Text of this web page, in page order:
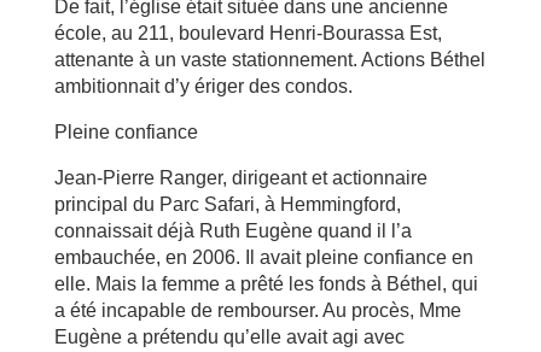
De fait, l’église était située dans une ancienne
école, au 211, boulevard Henri-Bourassa Est,
attenante à un vaste stationnement. Actions Béthel
ambitionnait d’y ériger des condos.
Pleine confiance
Jean-Pierre Ranger, dirigeant et actionnaire
principal du Parc Safari, à Hemmingford,
connaissait déjà Ruth Eugène quand il l’a
embauchée, en 2006. Il avait pleine confiance en
elle. Mais la femme a prêté les fonds à Béthel, qui
a été incapable de rembourser. Au procès, Mme
Eugène a prétendu qu’elle avait agi avec